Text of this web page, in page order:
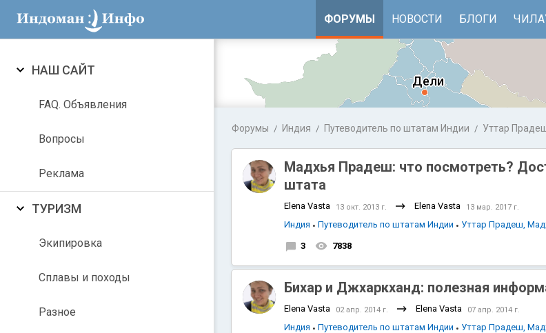
ФОРУМЫ НОВОСТИ БЛОГИ
НАШ САЙТ
FAQ. Объявления
Вопросы
Реклама
ТУРИЗМ
Экипировка
Сплавы и походы
Разное
Аравийское море
Форумы Индия Путеводитель по штатам Индии Уттар
Мадхья Прадеш: что посмотреть?
штата
Elena Vasta 13 окт. 2013 г. Elena Vasta 13 мар. 2017 г.
Индия Путеводитель по штатам Индии Уттар Прадеш,
3 7838
Бихар и Джхаркханд: полезная
Elena Vasta 02 апр. 2014 г. Elena Vasta 07 апр. 2014 г.
Индия Путеводитель по штатам Индии Уттар Прадеш,